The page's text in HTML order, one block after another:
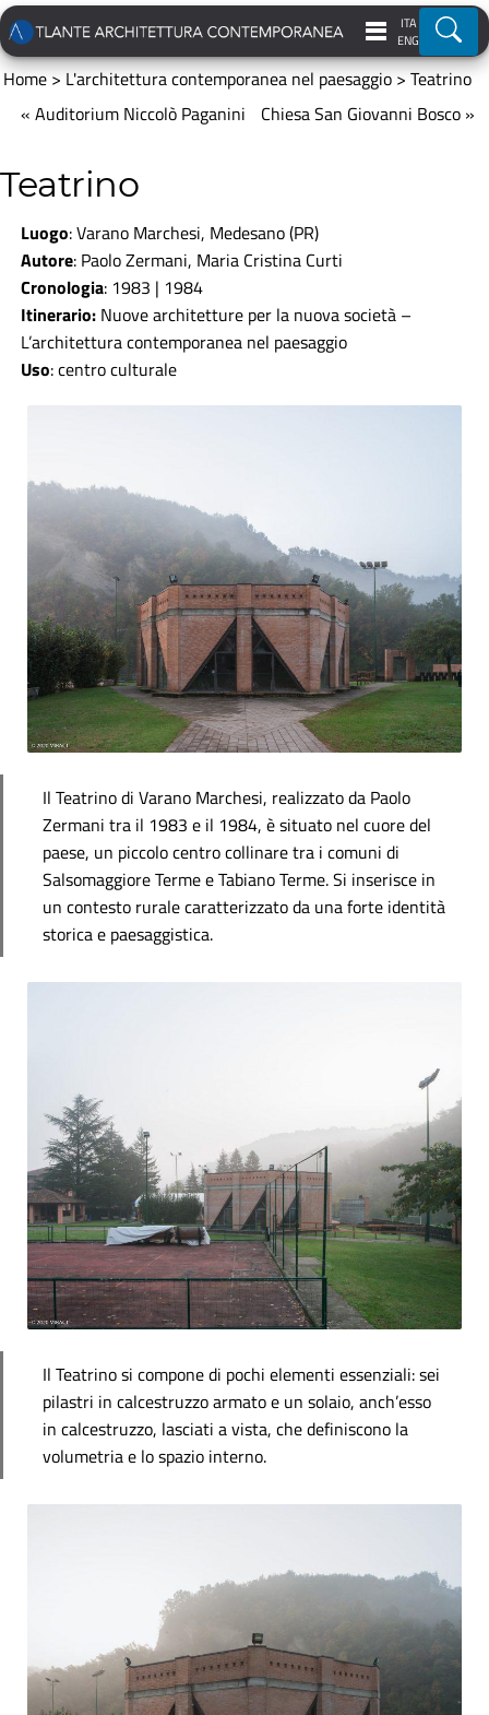
ITA
ENG
Home>L'architettura contemporanea nel paesaggio>Teatrino
« Auditorium Niccolò Paganini
Chiesa San Giovanni Bosco »
Teatrino
Luogo: Varano Marchesi, Medesano (PR)
Autore: Paolo Zermani, Maria Cristina Curti
Cronologia: 1983 | 1984
Itinerario: Nuove architetture per la nuova società –
L’architettura contemporanea nel paesaggio
Uso: centro culturale
Il Teatrino di Varano Marchesi, realizzato da Paolo
Zermani tra il 1983 e il 1984, è situato nel cuore del
paese, un piccolo centro collinare tra i comuni di
Salsomaggiore Terme e Tabiano Terme. Si inserisce in
un contesto rurale caratterizzato da una forte identità
storica e paesaggistica.
Il Teatrino si compone di pochi elementi essenziali: sei
pilastri in calcestruzzo armato e un solaio, anch’esso
in calcestruzzo, lasciati a vista, che definiscono la
volumetria e lo spazio interno.